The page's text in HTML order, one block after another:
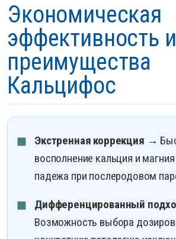
Экономическая
эффективность и
преимущества
Кальцифос
Экстренная коррекция →
восполнение кальция и
падежа при послеродовом
Дифференцированный
Возможность выбора